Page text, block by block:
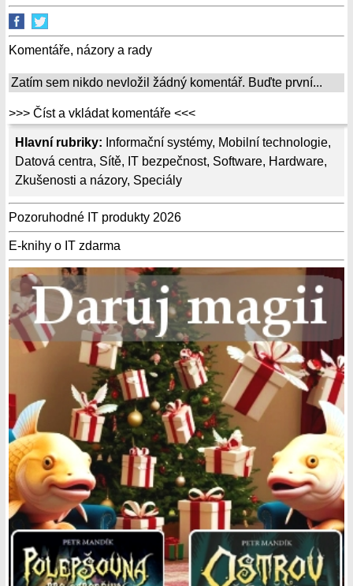
Hlavní rubriky: Informační systémy, Mobilní technologie,
Datová centra, Sítě, IT bezpečnost, Software, Hardware,
Zkušenosti a názory, Speciály
Pozoruhodné IT produkty 2026
E-knihy o IT zdarma
Komentáře, názory a rady
Zatím sem nikdo nevložil žádný komentář. Buďte první...
>>> Číst a vkládat komentáře <<<